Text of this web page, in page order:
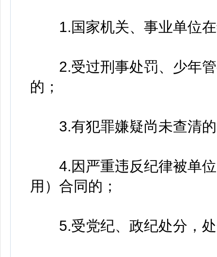
1.国家机关、事业单位在
2.受过刑事处罚、少年管
的；
3.有犯罪嫌疑尚未查清
4.因严重违反纪律被单位
用）合同的；
5.受党纪、政纪处分，处